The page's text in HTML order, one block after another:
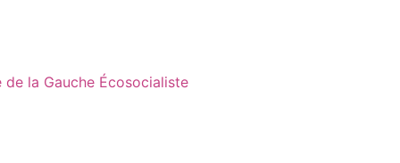
de la Gauche Écosocialiste